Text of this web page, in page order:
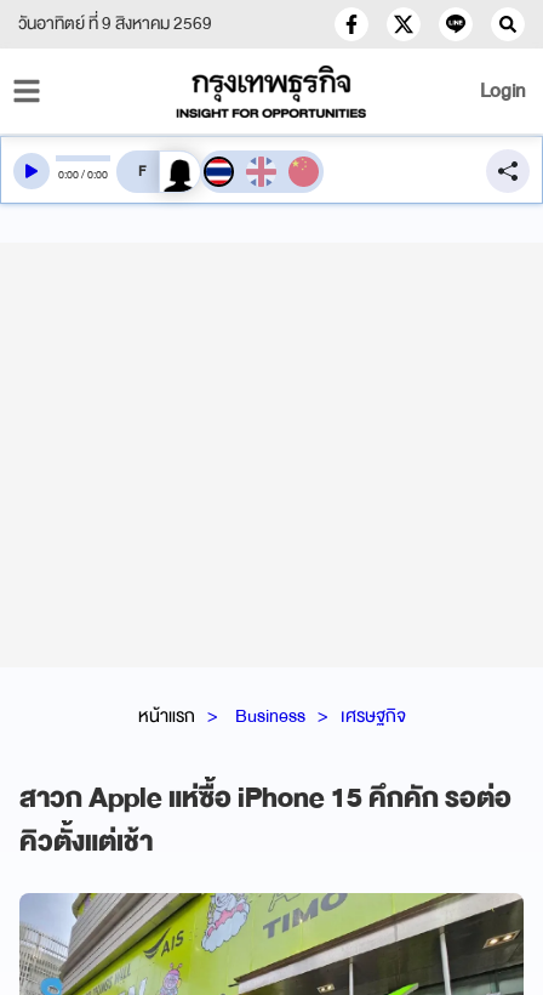
วันอาทิตย์ ที่ 9 สิงหาคม 2569
Login
หน้าแรก Business เศรษฐกิจ
สาวก Apple แห่ซื้อ iPhone 15 คึกคัก รอต่อ
คิวตั้งแต่เช้า
0:00/0:00 สลับเสียงอ่าน